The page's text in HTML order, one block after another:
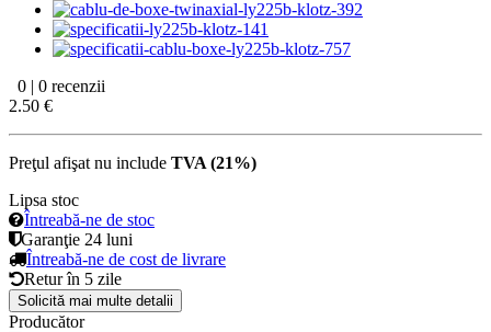
0 | 0 recenzii
2.50 €
Preţul afişat nu include TVA (21%)
Lipsa stoc
Întreabă-ne de stoc
Garanţie 24 luni
Întreabă-ne de cost de livrare
Retur în 5 zile
Solicită mai multe detalii
Producător